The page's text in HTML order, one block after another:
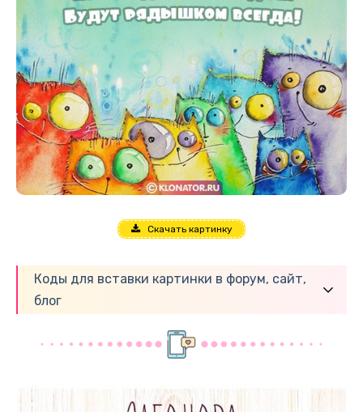
Скачать картинку
Коды для вставки картинки в форум, сайт,
блог